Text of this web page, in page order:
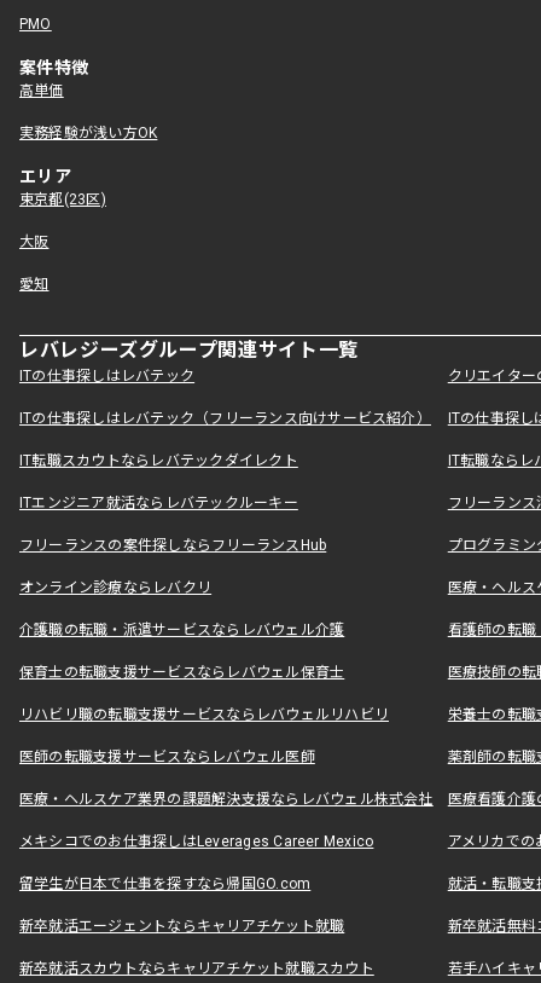
PMO
案件特徴
高単価
実務経験が浅い方OK
エリア
東京都(23区)
大阪
愛知
レバレジーズグループ関連サイト一覧
ITの仕事探しはレバテック クリエイタ
ITの仕事探しはレバテック（フリーランス向けサービス紹介） ITの仕事探
IT転職スカウトならレバテックダイレクト IT転職なら
ITエンジニア就活ならレバテックルーキー フリーラン
フリーランスの案件探しならフリーランスHub プログラミ
オンライン診療ならレバクリ 医療・ヘル
介護職の転職・派遣サービスならレバウェル介護 看護師の転
保育士の転職支援サービスならレバウェル保育士 医療技師の
リハビリ職の転職支援サービスならレバウェルリハビリ 栄養士の転
医師の転職支援サービスならレバウェル医師 薬剤師の転
医療・ヘルスケア業界の課題解決支援ならレバウェル株式会社 医療看護介
メキシコでのお仕事探しはLeverages Career Mexico アメリカで
留学生が日本で仕事を探すなら帰国GO.com 就活・転職
新卒就活エージェントならキャリアチケット就職 新卒就活無料
新卒就活スカウトならキャリアチケット就職スカウト 若手ハイキ